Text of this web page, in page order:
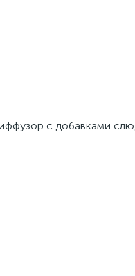
с добавками